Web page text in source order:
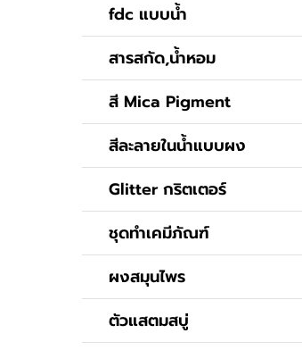
fdc แบบน้ำ
สารสกัด,น้ำหอม
สี Mica Pigment
สีละลายในน้ำแบบผง
Glitter กริตเตอร์
ชุดทำเคมีภัณฑ์
ผงสมุนไพร
ตัวแสตมสบู่